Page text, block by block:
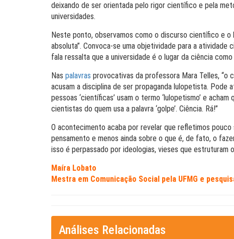
deixando de ser orientada pelo rigor científico e pela
universidades.
Neste ponto, observamos como o discurso científico e o
absoluta”. Convoca-se uma objetividade para a atividade
fala ressalta que a universidade é o lugar da ciência
Nas palavras provocativas da professora Mara Telles, “o
acusam a disciplina de ser propaganda lulopetista. Pode
pessoas ‘científicas’ usam o termo ‘lulopetismo’ e
cientistas do quem usa a palavra ‘golpe’. Ciência. Rá!”
O acontecimento acaba por revelar que refletimos
pensamento e menos ainda sobre o que é, de fato, o
isso é perpassado por ideologias, vieses que estruturam
Maíra Lobato
Mestra em Comunicação Social pela UFMG e
Análises Relacionadas